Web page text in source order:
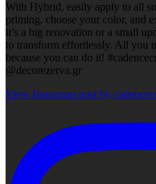
With Hybrid, easily apply to all
priming, choose your color, and
it’s a big renovation or a small
to transform effortlessly. All you
because you can do it!
@decorezerva.gr
View Instagram post by